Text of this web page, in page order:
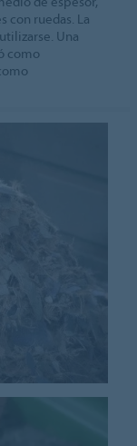
con ruedas. La
Una
como